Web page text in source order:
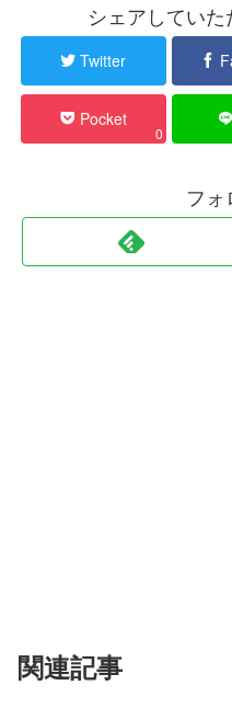
シェアしていた
Twitter
Pocket
0
フォ
関連記事